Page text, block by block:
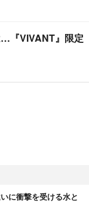
『VIVANT』限定
に衝撃を受ける水と